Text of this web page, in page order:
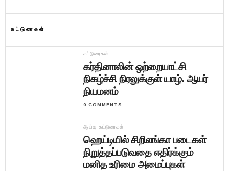
கட்டுரைகள்
கட்டுரைகள்
கர்தினாலின் ஒற்றையாட்சி
நிகழ்ச்சி நிரலுக்குள் யாழ். ஆயர்
நியமனம்
0 COMMENTS
ஆய்வு கட்டுரைகள்
ஹெய்டியில் சிறிலங்கா படைகள்
நிறுத்தப்படுவதை எதிர்க்கும்
மனித உரிமை அமைப்புகள்